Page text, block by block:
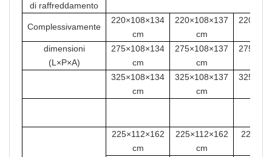
di raffreddamento
Complessivamente
220×108×134
cm
220×108×137
cm
dimensioni
(L×P×A)
275×108×134
cm
275×108×137
cm
325×108×134
cm
325×108×137
cm
225×112×162
cm
225×112×162
cm